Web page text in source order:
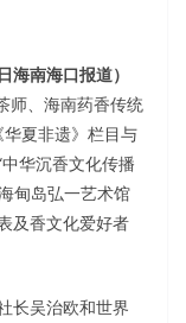
海南海口报道）
师、海南药香传统
夏非遗》栏目与
华沉香文化传播
甸岛弘一艺术馆
及香文化爱好者
长吴治欧和世界